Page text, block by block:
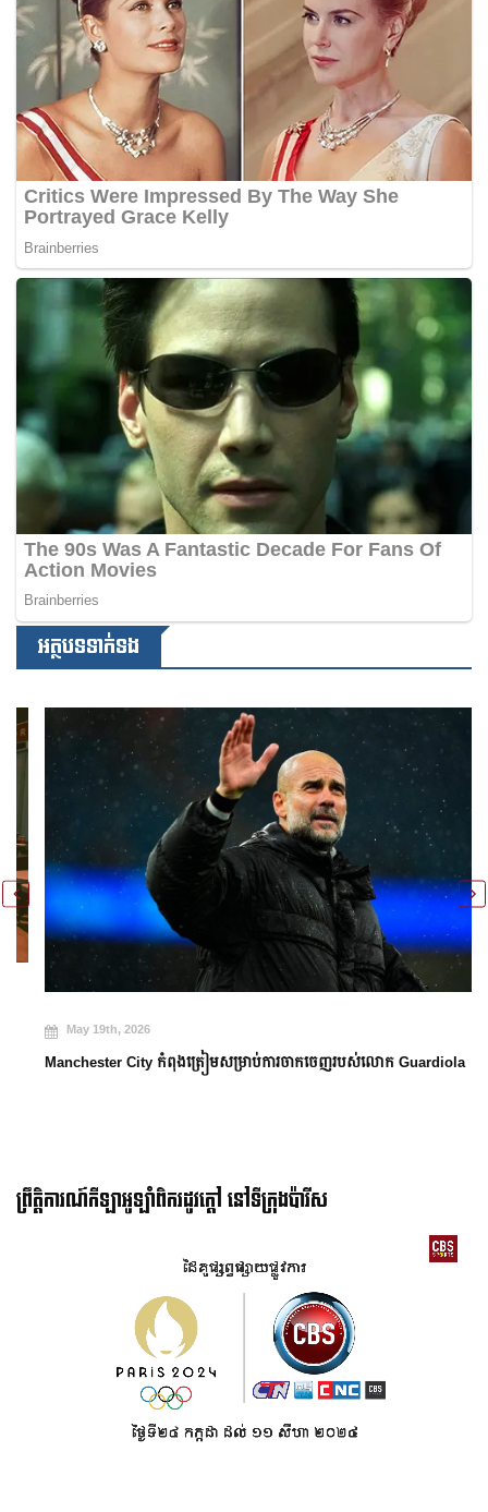
អត្ថបទទាក់ទង
May 19th, 2026
Manchester City កំពុងត្រៀមសម្រាប់ការចាកចេញរបស់លោក Guardiola
ព្រឹត្តិការណ៍កីឡាអូឡាំពិករដូវក្ដៅ នៅទីក្រុងប៉ារីស